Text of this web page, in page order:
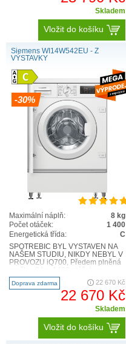
Skladem
Vložit do košíku
Siemens WI14W542EU - Z
VÝSTAVKY
-30%
Maximální náplň:
8 kg
Počet otáček:
1 400
Energetická třída:
C
SPOTŘEBIČ BYL VYSTAVEN NA
NAŠEM STUDIU, NIKDY NEBYL V
PROVOZU iQ700, Předem plněná
minutu WI14W542EU Výkon a
spotř..
Doprava zdarma 22 670 Kč
22 670 Kč
Skladem
Vložit do košíku